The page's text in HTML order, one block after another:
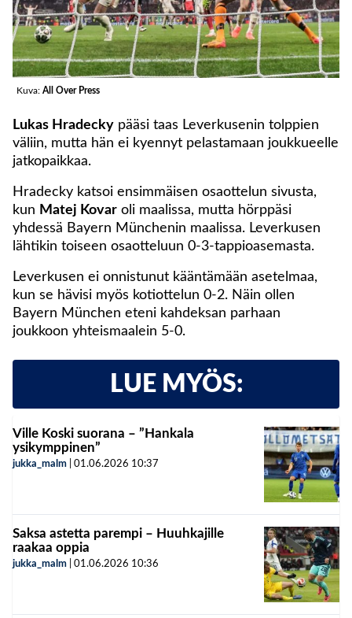
Kuva: All Over Press
Lukas Hradecky pääsi taas Leverkusenin tolppien
väliin, mutta hän ei kyennyt pelastamaan joukkueelle
jatkopaikkaa.
Hradecky katsoi ensimmäisen osaottelun sivusta,
kun Matej Kovar oli maalissa, mutta hörppäsi
yhdessä Bayern Münchenin maalissa. Leverkusen
lähtikin toiseen osaotteluun 0-3-tappioasemasta.
Leverkusen ei onnistunut kääntämään asetelmaa,
kun se hävisi myös kotiottelun 0-2. Näin ollen
Bayern München eteni kahdeksan parhaan
joukkoon yhteismaalein 5-0.
LUE MYÖS:
Ville Koski suorana – ”Hankala
ysikymppinen”
jukka_malm 01.06.2026 10:37
Saksa astetta parempi – Huuhkajille
raakaa oppia
jukka_malm 01.06.2026 10:36